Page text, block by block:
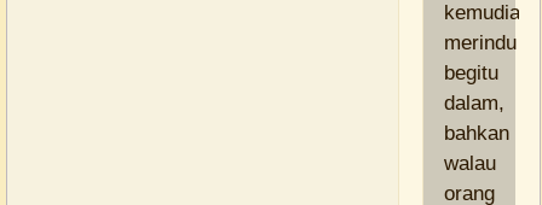
kemudian
merindu
begitu
dalam,
bahkan
walau
orang